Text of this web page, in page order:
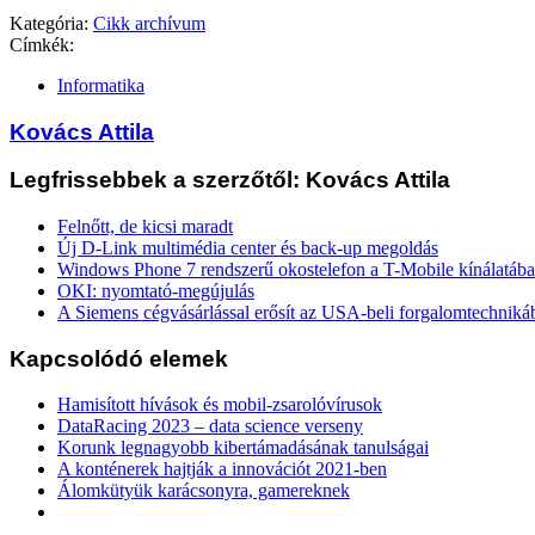
Kategória: Cikk archívum
Címkék:
Informatika
Kovács Attila
Legfrissebbek a szerzőtől: Kovács Attila
Felnőtt, de kicsi maradt
Új D-Link multimédia center és back-up megoldás
Windows Phone 7 rendszerű okostelefon a T-Mobile
OKI: nyomtató-megújulás
A Siemens cégvásárlással erősít az USA-beli
Kapcsolódó elemek
Hamisított hívások és mobil-zsarolóvírusok
DataRacing 2023 – data science verseny
Korunk legnagyobb kibertámadásának tanulságai
A konténerek hajtják a innovációt 2021-ben
Álomkütyük karácsonyra, gamereknek